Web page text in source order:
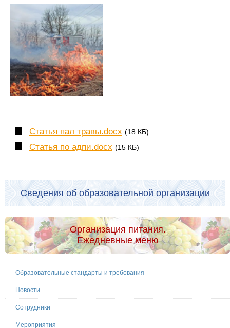
Статья пал травы.docx (18 КБ)
Статья по адпи.docx (15 КБ)
Сведения об образовательной организации
Организация питания.
Ежедневные меню
Образовательные стандарты и требования
Новости
Сотрудники
Мероприятия